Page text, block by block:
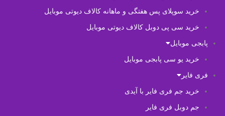
خرید سوپلای پس هفتگی و ماهانه کالاف دیوتی موبایل
خرید سی پی دوبل کالاف دیوتی موبایل
پابجی موبایل
خرید یو سی پابجی موبایل
فری فایر
خرید جم فری فایر با آیدی
جم دوبل فری فایر